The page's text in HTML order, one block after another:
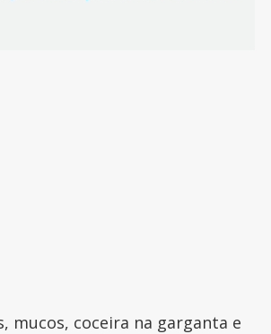
mucos, coceira na garganta e